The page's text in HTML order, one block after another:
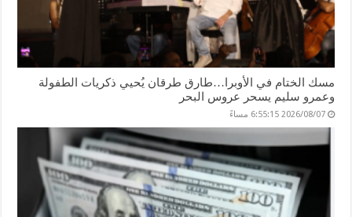
مسك الختام في الأوبرا…طارق طرقان يُحيي ذكريات الطفولة
وعمرو سليم يسحر عروس البحر
2026/08/07 6:55:15 مساءً